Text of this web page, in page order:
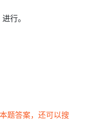
行。
题答案，还可以搜